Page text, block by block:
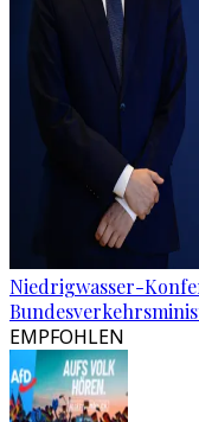
Niedrigwasser-
EMPFOHLEN